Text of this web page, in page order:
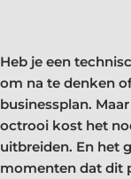
Heb je een
om na te denken
businessplan.
octrooi kost het
uitbreiden. En het
momenten dat dit